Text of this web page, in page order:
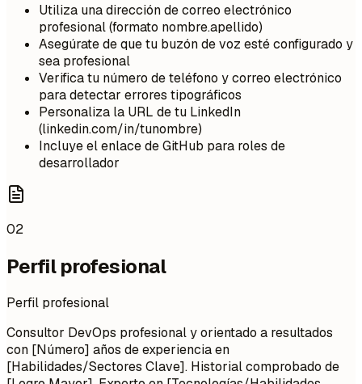
Utiliza una dirección de correo electrónico
profesional (formato nombre.apellido)
Asegúrate de que tu buzón de voz esté configurado y
sea profesional
Verifica tu número de teléfono y correo electrónico
para detectar errores tipográficos
Personaliza la URL de tu LinkedIn
(linkedin.com/in/tunombre)
Incluye el enlace de GitHub para roles de
desarrollador
02
Perfil profesional
Perfil profesional
Consultor DevOps profesional y orientado a resultados
con [Número] años de experiencia en
[Habilidades/Sectores Clave]. Historial comprobado de